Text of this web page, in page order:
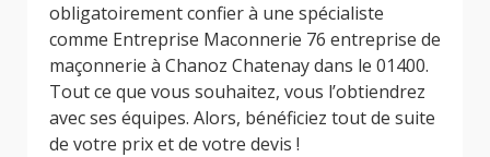
obligatoirement confier à une spécialiste
comme Entreprise Maconnerie 76 entreprise de
maçonnerie à Chanoz Chatenay dans le 01400.
Tout ce que vous souhaitez, vous l’obtiendrez
avec ses équipes. Alors, bénéficiez tout de suite
de votre prix et de votre devis !